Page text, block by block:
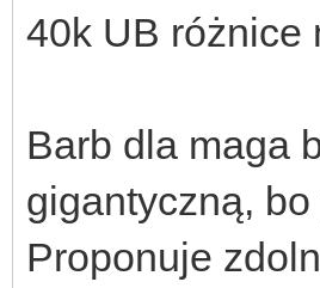
40k UB różnice
Barb dla maga
gigantyczną,
Proponuje